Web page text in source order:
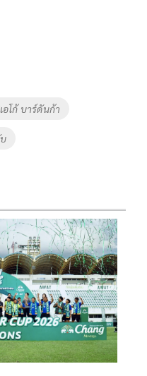
อโก้ บาร์ดันก้า